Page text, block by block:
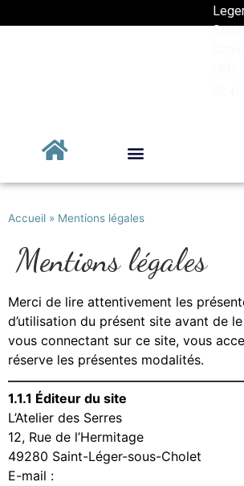
Sous
Accueil » Mentions légales
Mentions légales
Merci de lire attentivement les
d’utilisation du présent site avant de
vous connectant sur ce site, vous
réserve les présentes modalités.
1.1.1 Éditeur du site
L’Atelier des Serres
12, Rue de l’Hermitage
49280 Saint-Léger-sous-Cholet
E-mail :